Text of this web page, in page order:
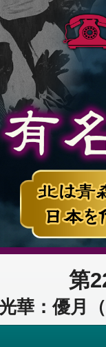
第
華：優月